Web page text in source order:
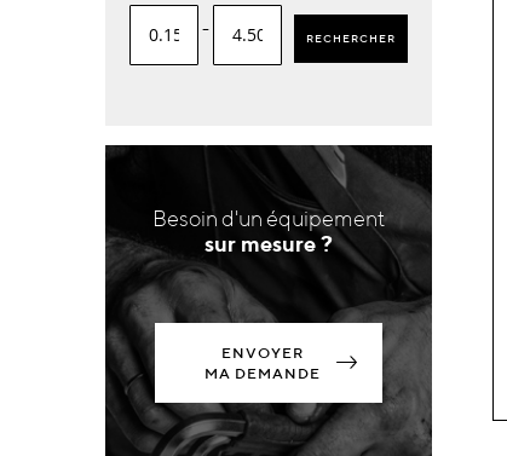
- RECHERCHER
Besoin d'un équipement
sur mesure ?
ENVOYER
MA DEMANDE